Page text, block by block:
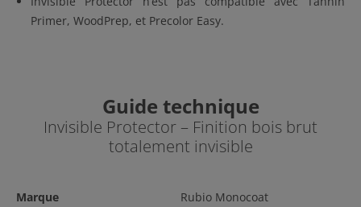
Primer, WoodPrep, et Precolor Easy.
Guide technique
Invisible Protector – Finition bois brut
totalement invisible
Marque
Rubio Monocoat